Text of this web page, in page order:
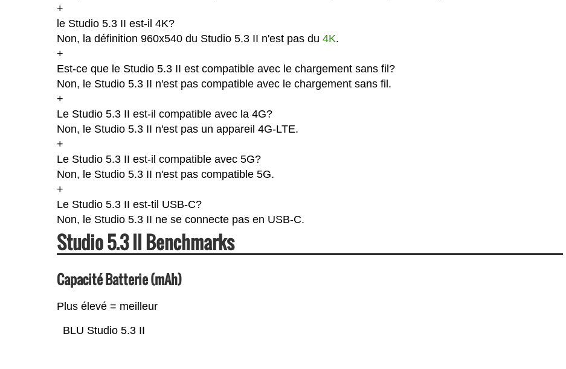
+
le Studio 5.3 II est-il 4K?
Non, la définition 960x540 du Studio 5.3 II n'est pas du 4K.
+
Est-ce que le Studio 5.3 II est compatible avec le chargement sans fil?
Non, le Studio 5.3 II n'est pas compatible avec le chargement sans fil.
+
Le Studio 5.3 II est-il compatible avec la 4G?
Non, le Studio 5.3 II n'est pas un appareil 4G-LTE.
+
Le Studio 5.3 II est-il compatible avec 5G?
Non, le Studio 5.3 II n'est pas compatible 5G.
+
Le Studio 5.3 II est-til USB-C?
Non, le Studio 5.3 II ne se connecte pas en USB-C.
Studio 5.3 II Benchmarks
Capacité Batterie (mAh)
Plus élevé = meilleur
BLU Studio 5.3 II